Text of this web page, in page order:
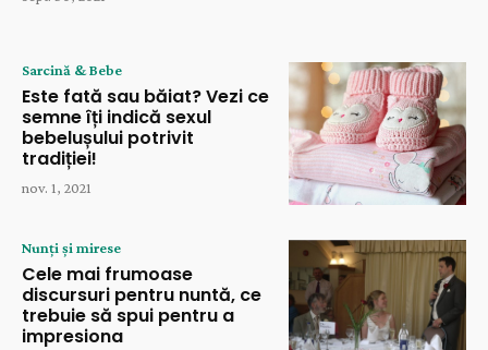
Sarcină & Bebe
Este fată sau băiat? Vezi ce
semne îți indică sexul
bebelușului potrivit
tradiției!
nov. 1, 2021
Nunți și mirese
Cele mai frumoase
discursuri pentru nuntă, ce
trebuie să spui pentru a
impresiona